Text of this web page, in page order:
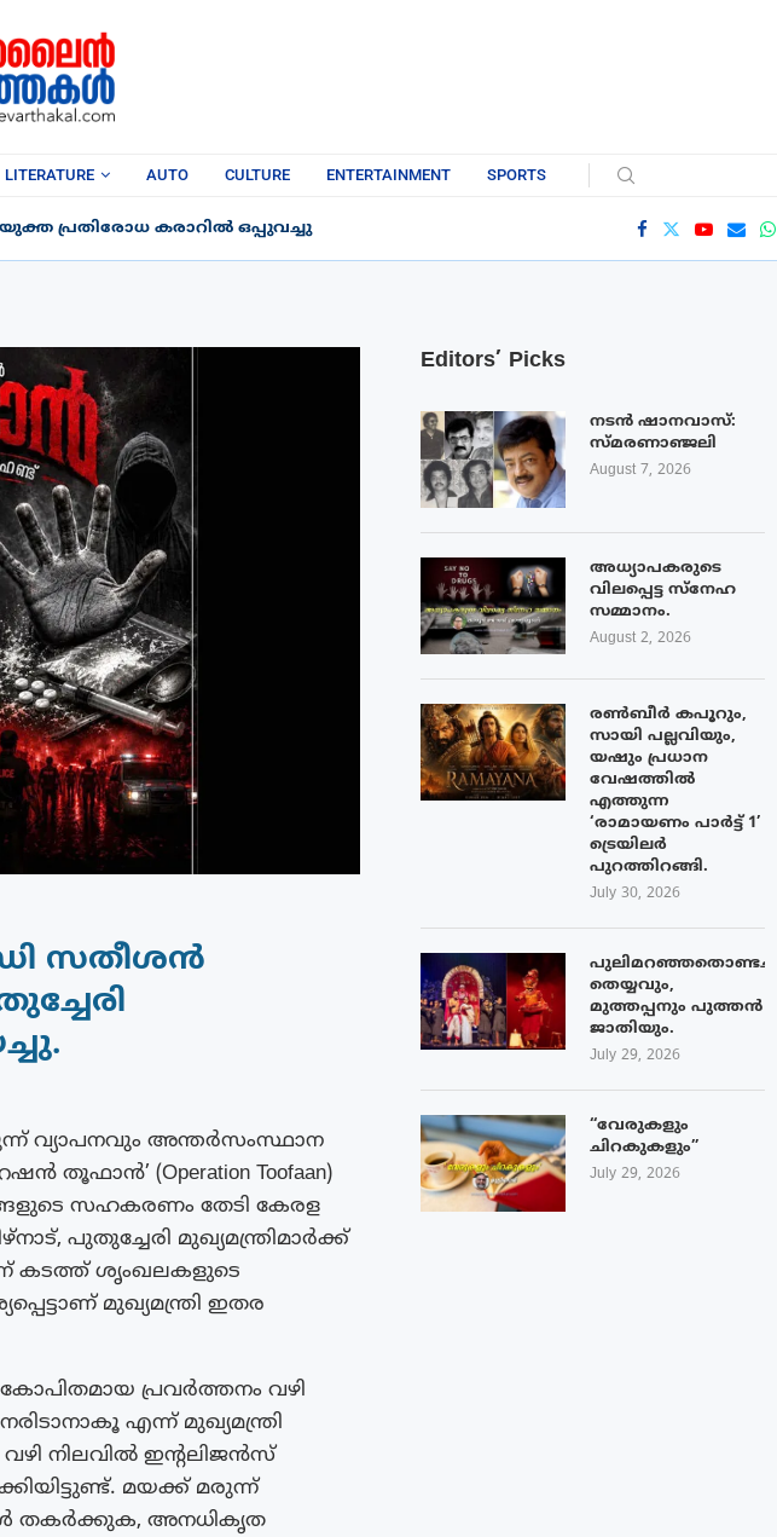
LITERATURE AUTO CULTURE ENTERTAINMENT SPORTS
പ്രതിരോധ കരാറിൽ ഒപ്പുവച്ചു
സതീശൻ
വ്യാപനവും അന്തർസംസ്ഥാന
തൂഫാൻ’ (Operation Toofaan)
സഹകരണം തേടി കേരള
പുതുച്ചേരി മുഖ്യമന്ത്രിമാർക്ക്
കടത്ത് ശൃംഖലകളുടെ
മുഖ്യമന്ത്രി ഇതര
പ്രവർത്തനം വഴി
എന്ന് മുഖ്യമന്ത്രി
നിലവിൽ ഇന്റലിജൻസ്
മയക്ക് മരുന്ന്
തകർക്കുക, അനധികൃത
Editors’ Picks
നടൻ ഷാനവാസ്:
സ്മരണാഞ്ജലി
August 7, 2026
അധ്യാപകരുടെ
വിലപ്പെട്ട സ്നേഹ
സമ്മാനം.
August 2, 2026
രൺബീർ കപൂറും,
സായി പല്ലവിയും,
യഷും പ്രധാന
വേഷത്തിൽ
എത്തുന്ന
‘രാമായണം പാർട്ട് 1’
ട്രെയിലർ
പുറത്തിറങ്ങി.
July 30, 2026
തെയ്യവും,
മുത്തപ്പനും പുത്തൻ
ജാതിയും.
July 29, 2026
“വേരുകളും
ചിറകുകളും”
July 29, 2026